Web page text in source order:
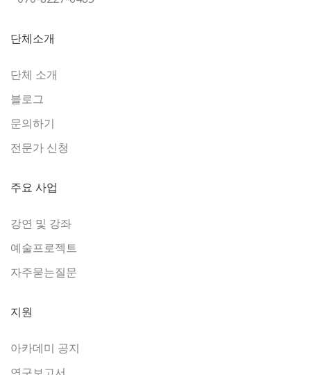
단체소개
단체 소개
블로그
문의하기
전문가 신청
주요 사업
강연 및 강좌
예술프로젝트
자주묻는질문
지원
아카데미 공지